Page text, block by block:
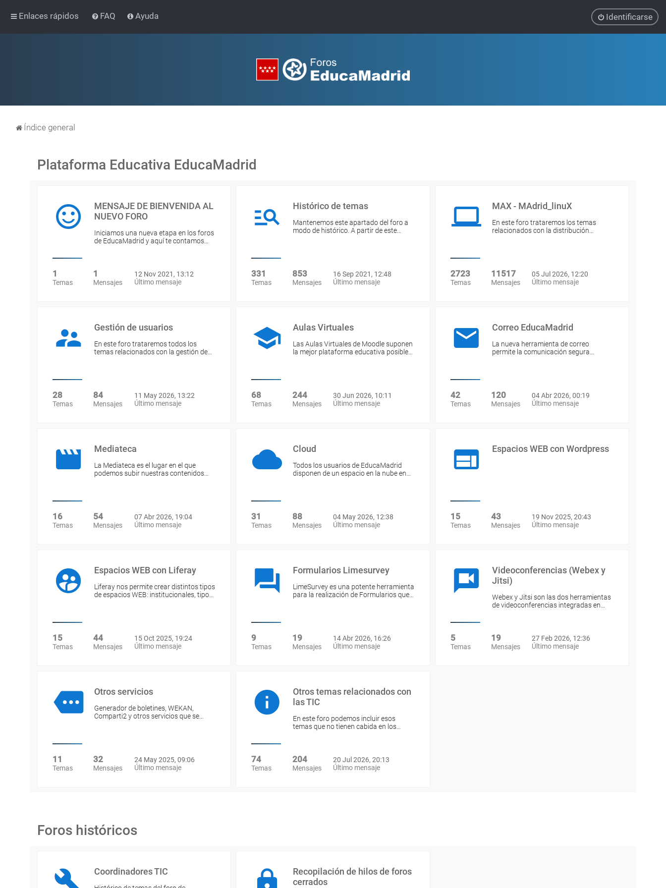
Enlaces rápidos FAQ Ayuda Identificarse
Índice general
Plataforma Educativa EducaMadrid
MENSAJE DE BIENVENIDA AL
NUEVO FORO
Iniciamos una nueva etapa en los foros
de EducaMadrid y aquí te contamos…
1
Temas
1
Mensajes
12 Nov 2021, 13:12
Último mensaje
Histórico de temas
Mantenemos este apartado del foro a
modo de histórico. A partir de este…
331
Temas
853
Mensajes
16 Sep 2021, 12:48
Último mensaje
MAX - MAdrid_linuX
En este foro trataremos los temas
relacionados con la distribución…
2723
Temas
11517
Mensajes
05 Jul 2026, 12:20
Último mensaje
Gestión de usuarios
En este foro trataremos todos los
temas relacionados con la gestión de…
28
Temas
84
Mensajes
11 May 2026, 13:22
Último mensaje
Aulas Virtuales
Las Aulas Virtuales de Moodle suponen
la mejor plataforma educativa posible…
68
Temas
244
Mensajes
30 Jun 2026, 10:11
Último mensaje
Correo EducaMadrid
La nueva herramienta de correo
permite la comunicación segura…
42
Temas
120
Mensajes
04 Abr 2026, 00:19
Último mensaje
Mediateca
La Mediateca es el lugar en el que
podemos subir nuestras contenidos…
16
Temas
54
Mensajes
07 Abr 2026, 19:04
Último mensaje
Cloud
Todos los usuarios de EducaMadrid
disponen de un espacio en la nube en…
31
Temas
88
Mensajes
04 May 2026, 12:38
Último mensaje
Espacios WEB con Wordpress
15
Temas
43
Mensajes
19 Nov 2025, 20:43
Último mensaje
Espacios WEB con Liferay
Liferay nos permite crear distintos tipos
de espacios WEB: institucionales, tipo…
15
Temas
44
Mensajes
15 Oct 2025, 19:24
Último mensaje
Formularios Limesurvey
LimeSurvey es una potente herramienta
para la realización de Formularios que…
9
Temas
19
Mensajes
14 Abr 2026, 16:26
Último mensaje
Videoconferencias (Webex y
Jitsi)
Webex y Jitsi son las dos herramientas
de videoconferencias integradas en…
5
Temas
19
Mensajes
27 Feb 2026, 12:36
Último mensaje
Otros servicios
Generador de boletines, WEKAN,
Comparti2 y otros servicios que se…
11
Temas
32
Mensajes
24 May 2025, 09:06
Último mensaje
Otros temas relacionados con
las TIC
En este foro podemos incluir esos
temas que no tienen cabida en los…
74
Temas
204
Mensajes
20 Jul 2026, 20:13
Último mensaje
Foros históricos
Coordinadores TIC
Recopilación de hilos de foros
cerrados